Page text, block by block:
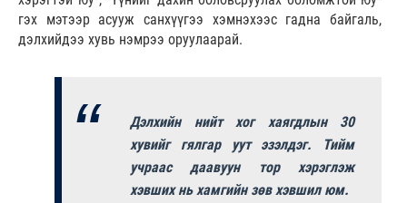
гэх мэтээр асууж санхүүгээ хэмнэхээс гадна байгаль,
дэлхийдээ хувь нэмрээ оруулаарай.
Дэлхийн нийт хог хаягдлын 30
хувийг гялгар уут эзэлдэг. Тийм
учраас даавуун тор хэрэглэж
хэвших нь хамгийн зөв хэвшил юм.